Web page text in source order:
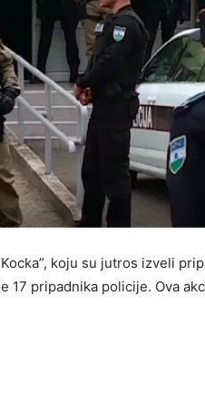
koju su jutros izveli
17 pripadnika policije. Ova